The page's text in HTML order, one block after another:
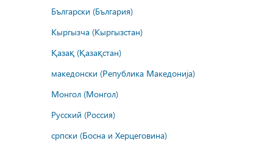
Български (България)
Кыргызча (Кыргызстан)
Қазақ (Қазақстан)
македонски (Република Македонија)
Монгол (Монгол)
Русский (Россия)
српски (Босна и Херцеговина)